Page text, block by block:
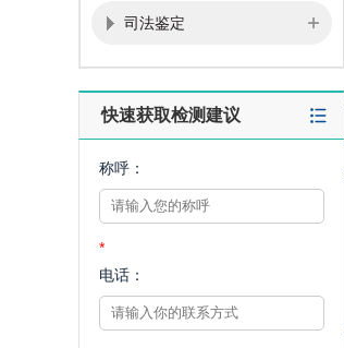
司法鉴定
快速获取检测建议
称呼：
*
电话：